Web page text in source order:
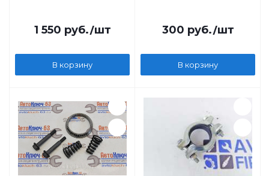
1 550 руб./шт
В корзину
300 руб./шт
В корзину